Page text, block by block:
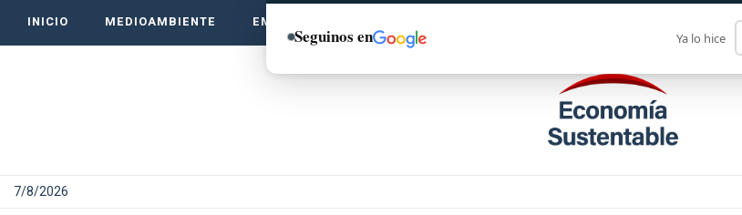
INICIO MEDIOAMBIENTE EMPRENDE VERDE
7/8/2026
Seguinos en Ya lo hice